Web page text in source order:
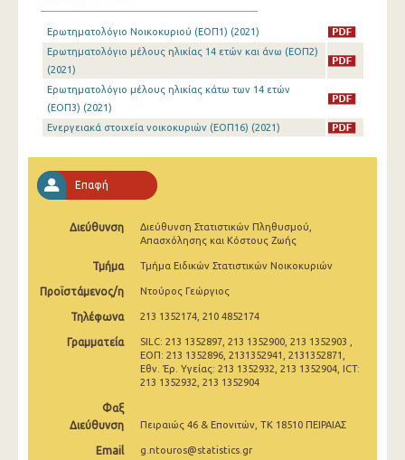
2008
Ερωτηματολόγιο Νοικοκυριού (ΕΟΠ1) (2021)
Ερωτηματολόγιο μέλους ηλικίας 14 ετών και άνω (ΕΟΠ2)
(2021)
Ερωτηματολόγιο μέλους ηλικίας κάτω των 14 ετών
(ΕΟΠ3) (2021)
Ενεργειακά στοιχεία νοικοκυριών (ΕΟΠ16) (2021)
Επαφή
Διεύθυνση
Διεύθυνση Στατιστικών Πληθυσμού,
Απασχόλησης και Κόστους Ζωής
Τμήμα Τμήμα Ειδικών Στατιστικών Νοικοκυριών
Προϊστάμενος/η Ντούρος Γεώργιος
Τηλέφωνα 213 1352174, 210 4852174
Γραμματεία
SILC: 213 1352897, 213 1352900, 213 1352903 ,
ΕΟΠ: 213 1352896, 2131352941, 2131352871,
Εθν. Έρ. Υγείας: 213 1352932, 213 1352904, ICT:
213 1352932, 213 1352904
Φαξ
Διεύθυνση
Πειραιώς 46 & Επονιτών, ΤΚ 18510 ΠΕΙΡΑΙΑΣ
Email g.ntouros@statistics.gr